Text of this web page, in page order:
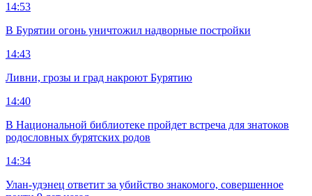
14:53
В Бурятии огонь уничтожил надворные постройки
14:43
Ливни, грозы и град накроют Бурятию
14:40
В Национальной библиотеке пройдет встреча для знатоков
родословных бурятских родов
14:34
Улан-удэнец ответит за убийство знакомого, совершенное